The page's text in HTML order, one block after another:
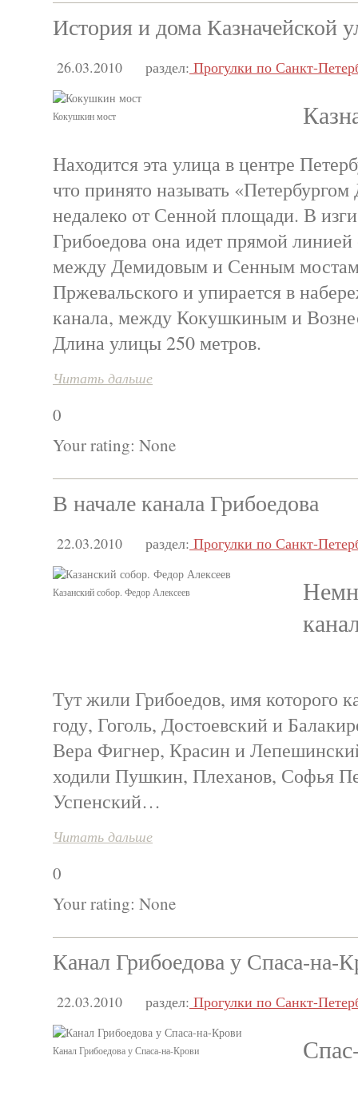
История и дома Казначейской
26.03.2010 раздел: Прогулки по Санкт-
Кокушкин мост
Находится эта улица в центре
что принято называть «Петербургом
недалеко от Сенной площади. В
Грибоедова она идет прямой
между Демидовым и Сенным
Пржевальского и упирается в
канала, между Кокушкиным и
Длина улицы 250 метров.
Читать дальше
0
Your rating: None
В начале канала Грибоедова
22.03.2010 раздел: Прогулки по Санкт-
Казанский собор. Федор Алексеев
Тут жили Грибоедов, имя которого
году, Гоголь, Достоевский и
Вера Фигнер, Красин и
ходили Пушкин, Плеханов, Софья
Успенский…
Читать дальше
0
Your rating: None
Канал Грибоедова у Спаса-на-
22.03.2010 раздел: Прогулки по Санкт-
Канал Грибоедова у Спаса-на-Крови